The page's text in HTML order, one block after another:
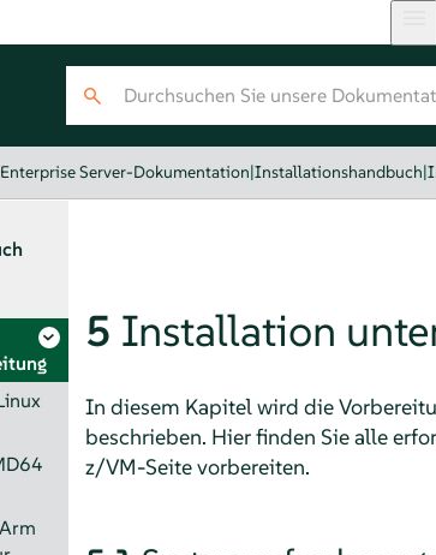
Server-Dokumentation|Installationshandbuch|
5 Installation
In diesem Kapitel wird die
beschrieben. Hier finden Sie alle
z/VM-Seite vorbereiten.